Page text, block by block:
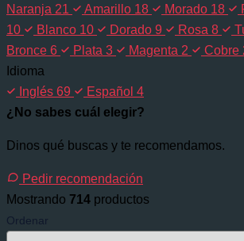
Naranja 21 Amarillo 18 Morado 18
10
Blanco 10 Dorado 9 Rosa 8
Bronce 6 Plata 3 Magenta 2 Cobre
Idioma
Inglés 69 Español 4
¿No sabes cuál elegir?
Dinos qué buscas y te recomendamos.
Pedir recomendación
Mostrando 714 productos
Ordenar